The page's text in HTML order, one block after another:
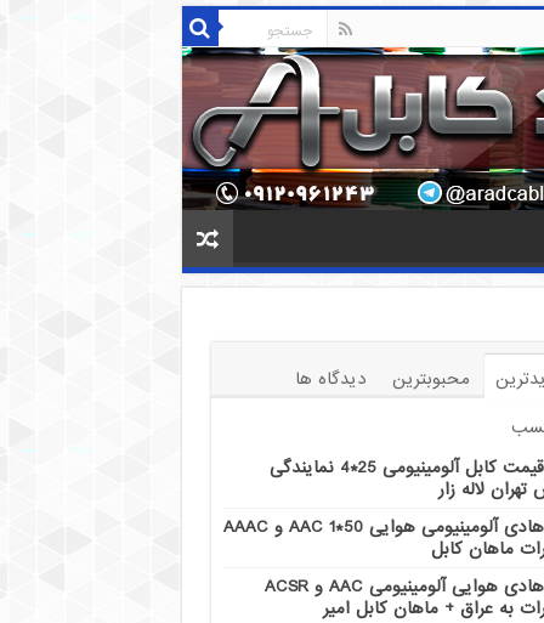
محبوبترین
دیدگاه ها
قیمت کابل آلومینیومی 25*4 نمایندگی
لاله زار
هادی آلومینیومی هوایی 50*1 AAC و AAAC
ماهان کابل
هادی هوایی آلومینیومی AAC و ACSR
به عراق + ماهان کابل امیر